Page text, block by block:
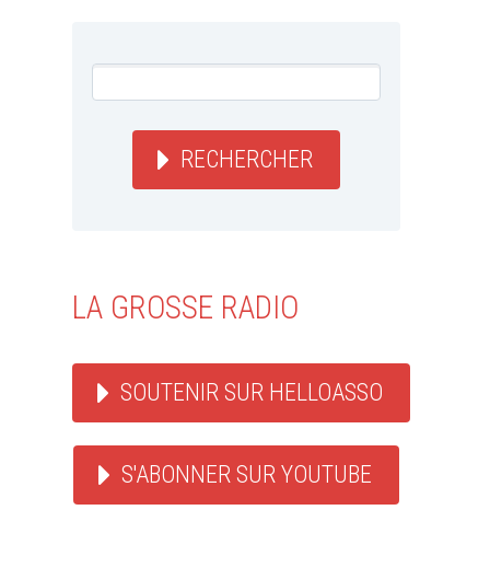
RECHERCHER
LA GROSSE RADIO
SOUTENIR SUR HELLOASSO
S'ABONNER SUR YOUTUBE